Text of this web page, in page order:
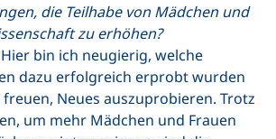
die Teilhabe von Mädchen und
zu erhöhen?
Hier bin ich neugierig, welche
dazu erfolgreich erprobt wurden
Neues auszuprobieren. Trotz
um mehr Mädchen und Frauen